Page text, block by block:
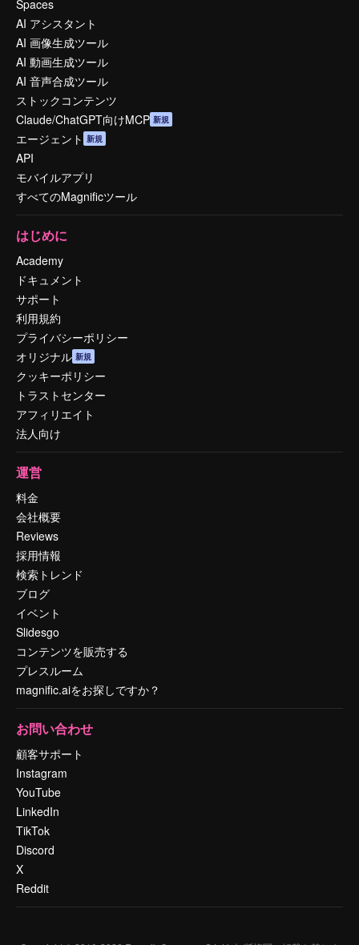
Spaces
AI アシスタント
AI 画像生成ツール
AI 動画生成ツール
AI 音声合成ツール
ストックコンテンツ
Claude/ChatGPT向けMCP 新規
エージェント 新規
API
モバイルアプリ
すべてのMagnificツール
はじめに
Academy
ドキュメント
サポート
利用規約
プライバシーポリシー
オリジナル 新規
クッキーポリシー
トラストセンター
アフィリエイト
法人向け
運営
料金
会社概要
Reviews
採用情報
検索トレンド
ブログ
イベント
Slidesgo
コンテンツを販売する
プレスルーム
magnific.aiをお探しですか？
お問い合わせ
顧客サポート
Instagram
YouTube
LinkedIn
TikTok
Discord
X
Reddit